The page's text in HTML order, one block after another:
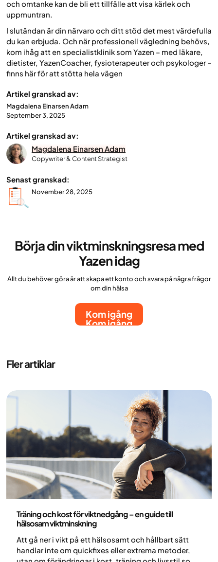
och omtanke kan de bli ett tillfälle att visa kärlek och
uppmuntran.
I slutändan är din närvaro och ditt stöd det mest värdefulla
du kan erbjuda. Och när professionell vägledning behövs,
kom ihåg att en specialistklinik som Yazen – med läkare,
dietister, YazenCoacher, fysioterapeuter och psykologer –
finns här för att stötta hela vägen
Artikel granskad av:
Magdalena Einarsen Adam
September 3, 2025
Artikel granskad av:
Magdalena Einarsen Adam
Copywriter & Content Strategist
Senast granskad:
November 28, 2025
Börja din viktminskningsresa med
Yazen idag
Allt du behöver göra är att skapa ett konto och svara på några frågor
om din hälsa
Kom igång
Kom igång
Fler artiklar
Träning och kost för viktnedgång – en guide till
hälsosam viktminskning
Att gå ner i vikt på ett hälsosamt och hållbart sätt
handlar inte om quickfixes eller extrema metoder,